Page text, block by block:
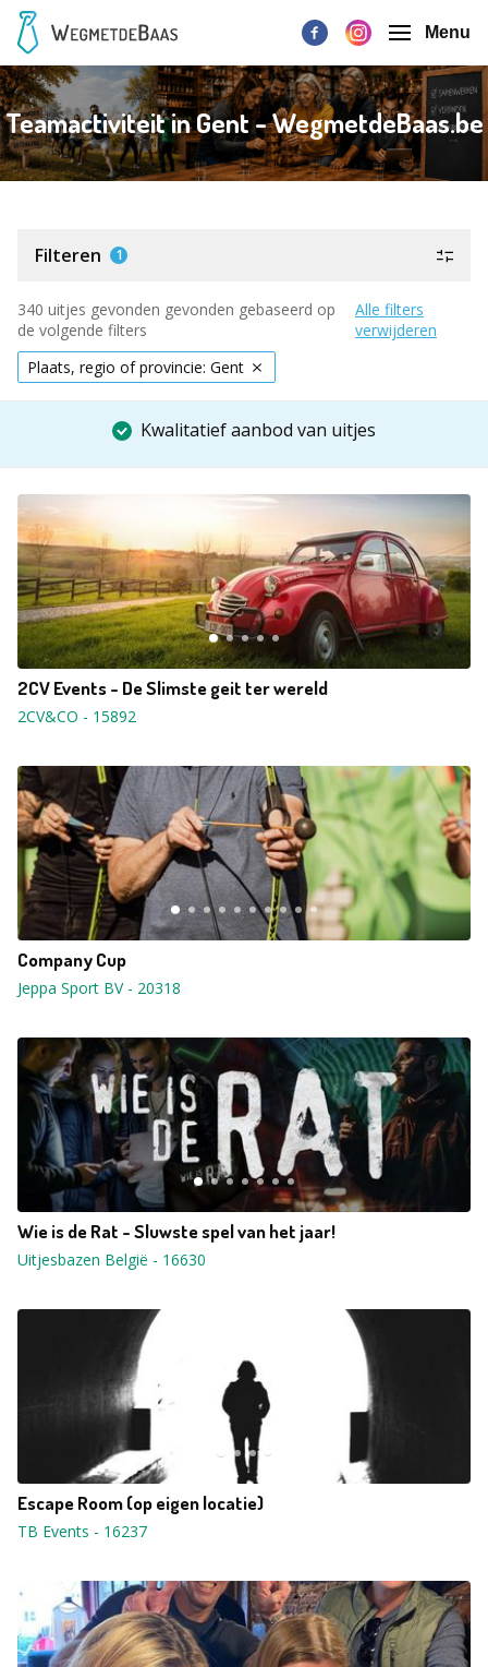
Menu
Teamactiviteit in Gent - WegmetdeBaas.be
Filteren 1
340 uitjes gevonden gevonden gebaseerd op
de volgende filters
Alle filters
verwijderen
Plaats, regio of provincie: Gent
Kwalitatief aanbod van uitjes
2CV Events - De Slimste geit ter wereld
2CV&CO - 15892
Company Cup
Jeppa Sport BV- 20318
Wie is de Rat - Sluwste spel van het jaar!
Uitjesbazen België - 16630
Escape Room (op eigen locatie)
TB Events - 16237